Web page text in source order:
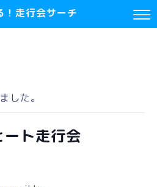
！走行会サーチ
した。
ト走行会